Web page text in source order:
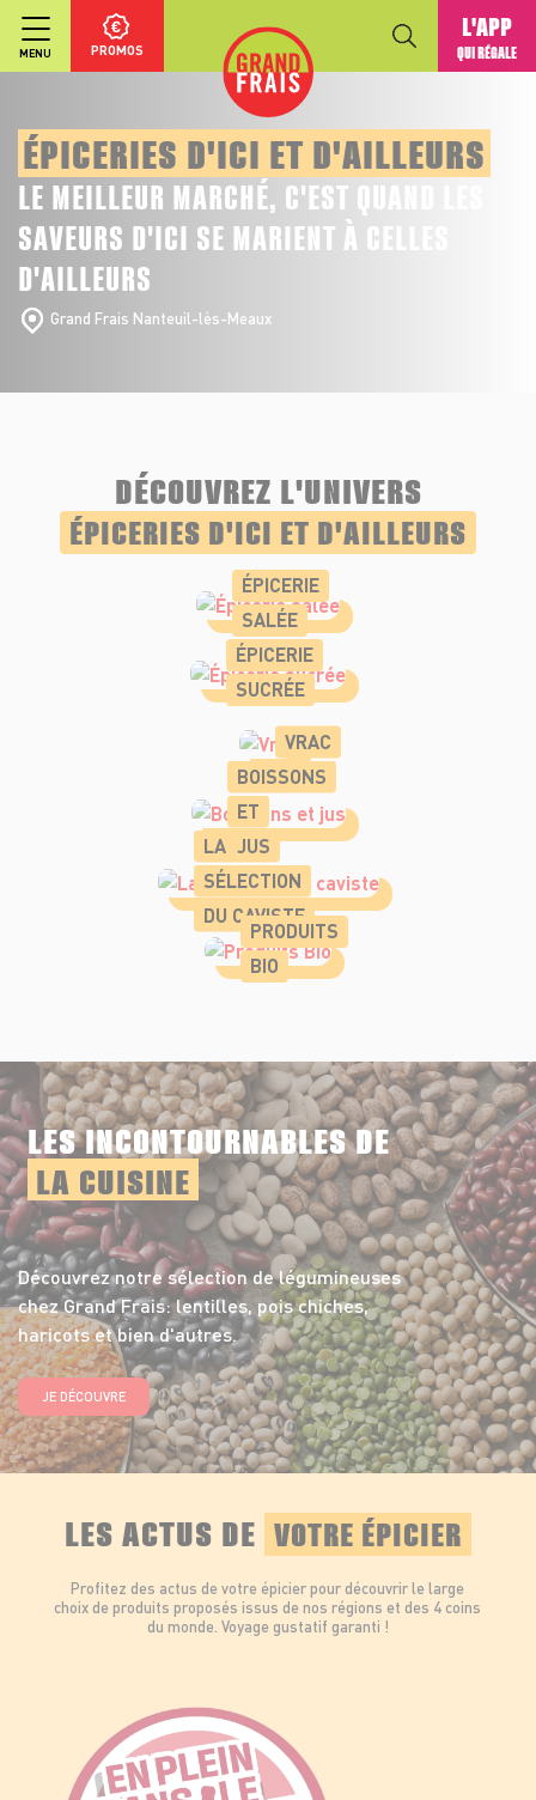
MENU PROMOS
L'APP
QUI RÉGALE
ÉPICERIES D'ICI ET D'AILLEURS
LE MEILLEUR MARCHÉ, C'EST QUAND LES
SAVEURS D'ICI SE MARIENT À CELLES
D'AILLEURS
Grand Frais Nanteuil-lès-Meaux
DÉCOUVREZ L'UNIVERS
ÉPICERIES D'ICI ET D'AILLEURS
ÉPICERIE
SALÉE
ÉPICERIE
SUCRÉE
VRAC
BOISSONS
ET
JUS
LA
SÉLECTION
DU CAVISTE
PRODUITS
BIO
LES INCONTOURNABLES DE
LA CUISINE
Découvrez notre sélection de légumineuses
chez Grand Frais: lentilles, pois chiches,
haricots et bien d'autres.
JE DÉCOUVRE
LES ACTUS DE VOTRE ÉPICIER
Profitez des actus de votre épicier pour découvrir le large
choix de produits proposés issus de nos régions et des 4 coins
du monde. Voyage gustatif garanti !